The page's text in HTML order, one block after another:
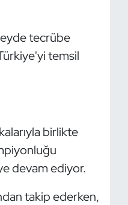
tecrübe
temsil
birlikte
devam ediyor.
takip ederken,